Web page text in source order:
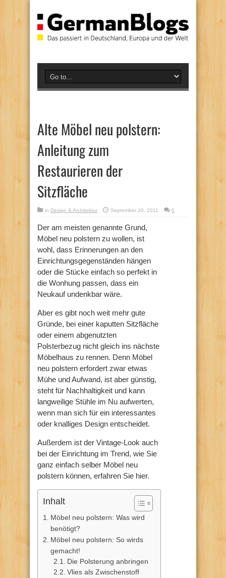
Alte Möbel neu polstern:
Anleitung zum
Restaurieren der
Sitzfläche
in Design & Architektur September 20, 2011 0
Der am meisten genannte Grund,
Möbel neu polstern zu wollen, ist
wohl, dass Erinnerungen an den
Einrichtungsgegenständen hängen
oder die Stücke einfach so perfekt in
die Wonhung passen, dass ein
Neukauf undenkbar wäre.
Aber es gibt noch weit mehr gute
Gründe, bei einer kaputten Sitzfläche
oder einem abgenutzten
Polsterbezug nicht gleich ins nächste
Möbelhaus zu rennen. Denn Möbel
neu polstern erfordert zwar etwas
Mühe und Aufwand, ist aber günstig,
steht für Nachhaltigkeit und kann
langweilige Stühle im Nu aufwerten,
wenn man sich für ein interessantes
oder knalliges Design entscheidet.
Außerdem ist der Vintage-Look auch
bei der Einrichtung im Trend, wie Sie
ganz einfach selber Möbel neu
polstern können, erfahren Sie hier.
Inhalt
Möbel neu polstern: Was wird
benötigt?
Möbel neu polstern: So wirds
gemacht!
Die Polsterung anbringen
Vlies als Zwischenstoff